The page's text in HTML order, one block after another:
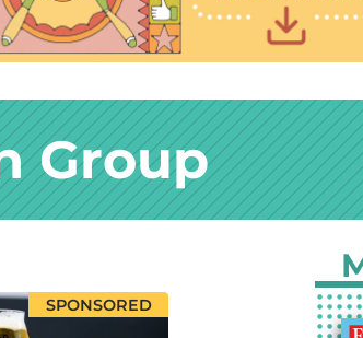
Group
SPONSORED